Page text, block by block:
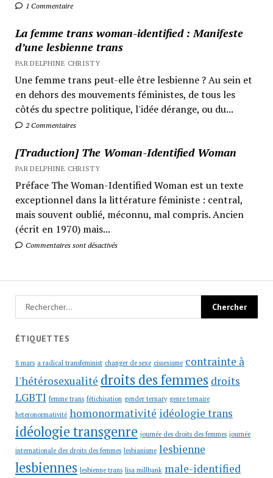
1 Commentaire
La femme trans woman-identified : Manifeste
d’une lesbienne trans
PAR DELPHINE CHRISTY
Une femme trans peut-elle être lesbienne ? Au sein et
en dehors des mouvements féministes, de tous les
côtés du spectre politique, l'idée dérange, ou du...
2 Commentaires
[Traduction] The Woman-Identified Woman
PAR DELPHINE CHRISTY
Préface The Woman-Identified Woman est un texte
exceptionnel dans la littérature féministe : central,
mais souvent oublié, méconnu, mal compris. Ancien
(écrit en 1970) mais...
Commentaires sont désactivés
ÉTIQUETTES
8 mars a radical transfeminist changer de sexe cissexisme contrainte à
l'hétérosexualité droits des femmes droits
LGBTI femme trans fétichisation gender ternary genre ternaire
heteronormativité homonormativité idéologie trans
idéologie transgenre journée des droits des femmes journée
internationale des droits des femmes lesbianisme lesbienne
lesbiennes lesbienne trans lisa millbank male-identified